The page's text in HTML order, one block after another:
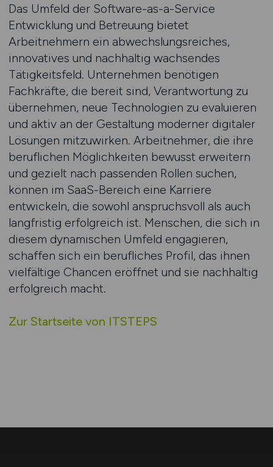
Das Umfeld der Software-as-a-Service
Entwicklung und Betreuung bietet
Arbeitnehmern ein abwechslungsreiches,
innovatives und nachhaltig wachsendes
Tätigkeitsfeld. Unternehmen benötigen
Fachkräfte, die bereit sind, Verantwortung zu
übernehmen, neue Technologien zu evaluieren
und aktiv an der Gestaltung moderner digitaler
Lösungen mitzuwirken. Arbeitnehmer, die ihre
beruflichen Möglichkeiten bewusst erweitern
und gezielt nach passenden Rollen suchen,
können im SaaS-Bereich eine Karriere
entwickeln, die sowohl anspruchsvoll als auch
langfristig erfolgreich ist. Menschen, die sich in
diesem dynamischen Umfeld engagieren,
schaffen sich ein berufliches Profil, das ihnen
vielfältige Chancen eröffnet und sie nachhaltig
erfolgreich macht.
Zur Startseite von ITSTEPS